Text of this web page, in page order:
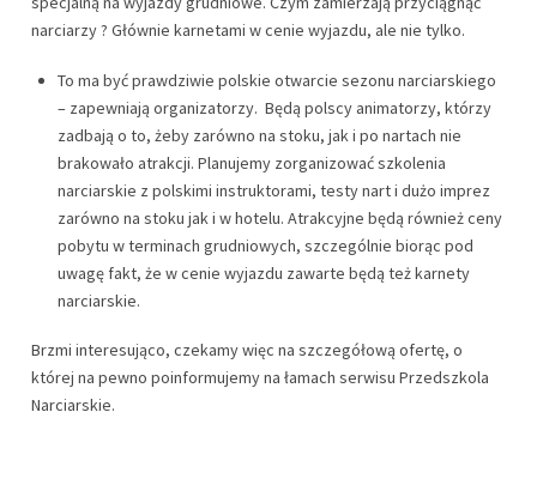
narciarzy ? Głównie karnetami w cenie wyjazdu, ale nie tylko.
To ma być prawdziwie polskie otwarcie sezonu narciarskiego
– zapewniają organizatorzy. Będą polscy animatorzy, którzy
zadbają o to, żeby zarówno na stoku, jak i po nartach nie
brakowało atrakcji. Planujemy zorganizować szkolenia
narciarskie z polskimi instruktorami, testy nart i dużo imprez
zarówno na stoku jak i w hotelu. Atrakcyjne będą również ceny
pobytu w terminach grudniowych, szczególnie biorąc pod
uwagę fakt, że w cenie wyjazdu zawarte będą też karnety
narciarskie.
Brzmi interesująco, czekamy więc na szczegółową ofertę, o
której na pewno poinformujemy na łamach serwisu Przedszkola
Narciarskie.